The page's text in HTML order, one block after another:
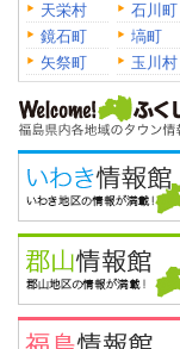
天栄村
石川町
鏡石町
塙町
矢祭町
玉川村